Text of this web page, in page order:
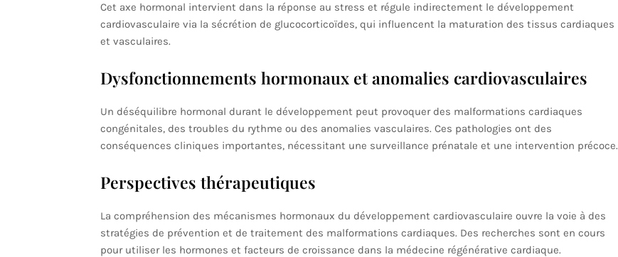
Cet axe hormonal intervient dans la réponse au stress et régule indirectement le développement
cardiovasculaire via la sécrétion de glucocorticoïdes, qui influencent la maturation des tissus cardiaques
et vasculaires.
Dysfonctionnements hormonaux et anomalies cardiovasculaires
Un déséquilibre hormonal durant le développement peut provoquer des malformations cardiaques
congénitales, des troubles du rythme ou des anomalies vasculaires. Ces pathologies ont des
conséquences cliniques importantes, nécessitant une surveillance prénatale et une intervention précoce.
Perspectives thérapeutiques
La compréhension des mécanismes hormonaux du développement cardiovasculaire ouvre la voie à des
stratégies de prévention et de traitement des malformations cardiaques. Des recherches sont en cours
pour utiliser les hormones et facteurs de croissance dans la médecine régénérative cardiaque.